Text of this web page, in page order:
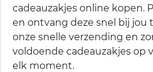
cadeauzakjes online kopen.
en ontvang deze snel bij jou
onze snelle verzending en
voldoende cadeauzakjes op
elk moment.